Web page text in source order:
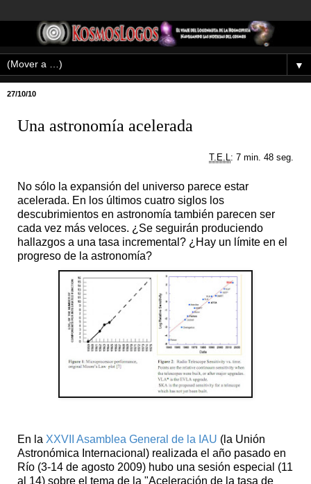
▼
27/10/10
Una astronomía acelerada
T.E.L : 7 min. 48 seg.
No sólo la expansión del universo parece estar
acelerada. En los últimos cuatro siglos los
descubrimientos en astronomía también parecen ser
cada vez más veloces. ¿Se seguirán produciendo
hallazgos a una tasa incremental? ¿Hay un límite en el
progreso de la astronomía?
En la XXVII Asamblea General de la IAU (la Unión
Astronómica Internacional) realizada el año pasado en
Río (3-14 de agosto 2009) hubo una sesión especial (11
al 14) sobre el tema de la "Aceleración de la tasa de